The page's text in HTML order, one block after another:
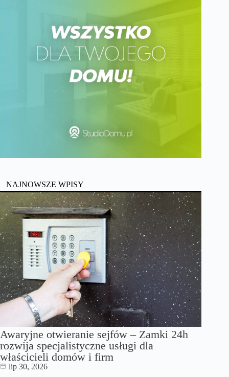
NAJNOWSZE WPISY
Awaryjne otwieranie sejfów – Zamki 24h
rozwija specjalistyczne usługi dla
właścicieli domów i firm
lip 30, 2026